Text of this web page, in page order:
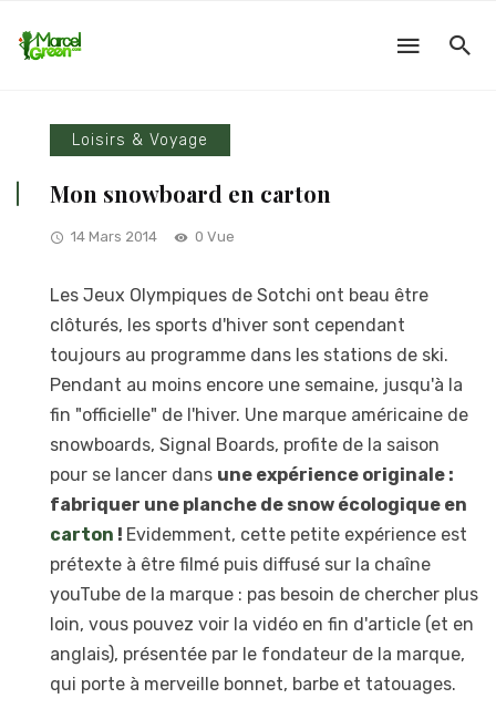
Loisirs & Voyage
Mon snowboard en carton
14 Mars 2014 0 Vue
Les Jeux Olympiques de Sotchi ont beau être
clôturés, les sports d'hiver sont cependant
toujours au programme dans les stations de ski.
Pendant au moins encore une semaine, jusqu'à la
fin "officielle" de l'hiver. Une marque américaine de
snowboards, Signal Boards, profite de la saison
pour se lancer dans une expérience originale :
fabriquer une planche de snow écologique en
carton ! Evidemment, cette petite expérience est
prétexte à être filmé puis diffusé sur la chaîne
youTube de la marque : pas besoin de chercher plus
loin, vous pouvez voir la vidéo en fin d'article (et en
anglais), présentée par le fondateur de la marque,
qui porte à merveille bonnet, barbe et tatouages.